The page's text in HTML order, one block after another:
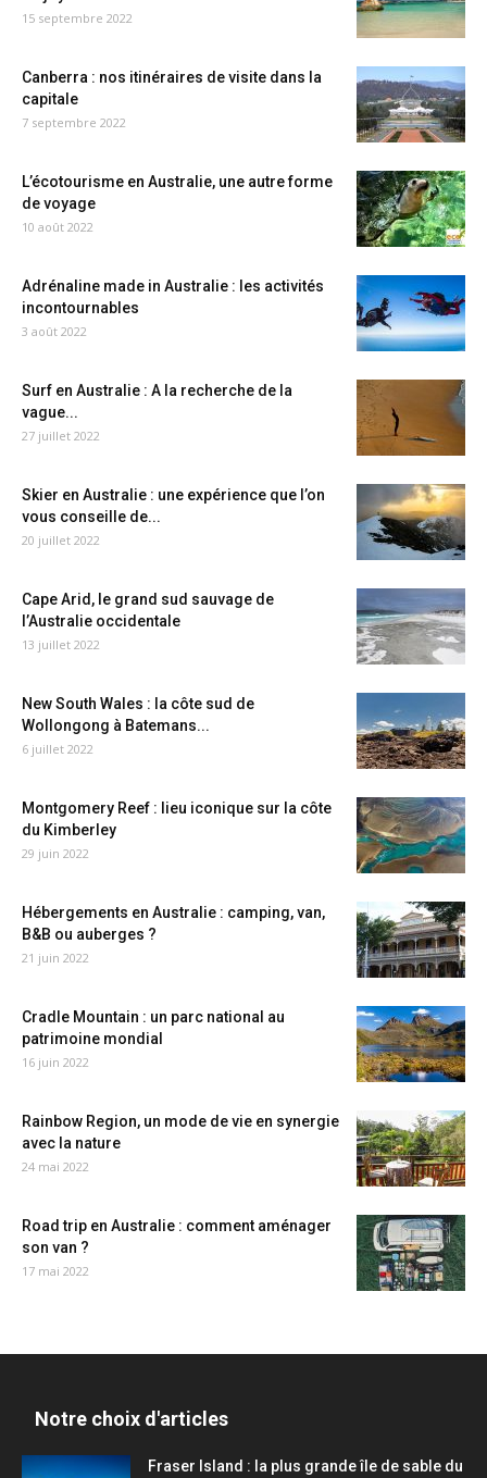
15 septembre 2022
Canberra : nos itinéraires de visite dans la
capitale
7 septembre 2022
L’écotourisme en Australie, une autre forme
de voyage
10 août 2022
Adrénaline made in Australie : les activités
incontournables
3 août 2022
Surf en Australie : A la recherche de la
vague...
27 juillet 2022
Skier en Australie : une expérience que l’on
vous conseille de...
20 juillet 2022
Cape Arid, le grand sud sauvage de
l’Australie occidentale
13 juillet 2022
New South Wales : la côte sud de
Wollongong à Batemans...
6 juillet 2022
Montgomery Reef : lieu iconique sur la côte
du Kimberley
29 juin 2022
Hébergements en Australie : camping, van,
B&B ou auberges ?
21 juin 2022
Cradle Mountain : un parc national au
patrimoine mondial
16 juin 2022
Rainbow Region, un mode de vie en synergie
avec la nature
24 mai 2022
Road trip en Australie : comment aménager
son van ?
17 mai 2022
Notre choix d'articles
Fraser Island : la plus grande île de sable du